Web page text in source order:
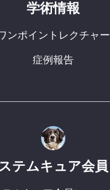
学術情報
ンポイントレクチャー
症例報告
テムキュア会員